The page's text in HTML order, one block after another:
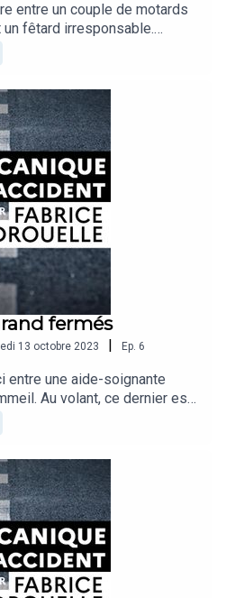
entre un couple de motards
fêtard irresponsable.
son invité s’interrogent sur la
de risque chez les jeunes
que l’on a parfois à dire
alcoolisé qui vous met en
: Fabrice DrouelleInvité :
en psychologie sociale
Eiffel)
fermés
13 octobre 2023 Ep. 6
entre une aide-soignante
Au volant, ce dernier est
Fabrice Drouelle et son
aux dangers de la
alors que le manque de
un véritable phénomène de
DrouelleInvité : Damien
chef de service du
de la vigilance (Hôtel-Dieu,